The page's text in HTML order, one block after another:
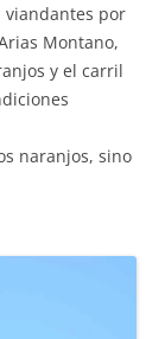
viandantes por
Montano,
y el carril
naranjos, sino